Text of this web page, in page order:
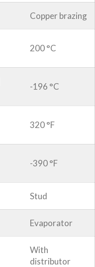
Copper brazing
200 °C
-196 °C
320 °F
-390 °F
Stud
Evaporator
With
distributor